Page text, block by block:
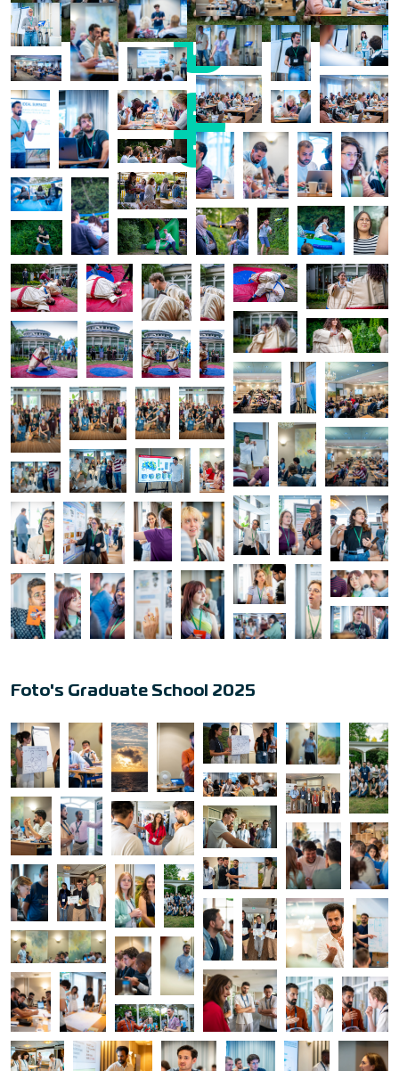
Foto's Graduate School 2025